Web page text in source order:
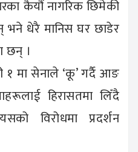
कैयौं नागरिक छिमेकी
धेरै मानिस घर छाडेर
छन् ।
१ मा सेनाले ‘कू’ गर्दै आङ
हिरासतमा लिँदै
विरोधमा प्रदर्शन